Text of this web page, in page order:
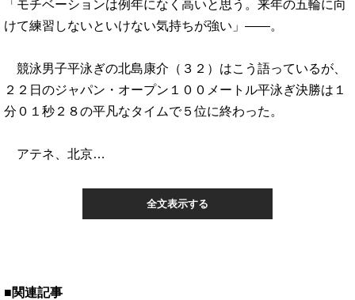
「モチベーションは例年になく高いと思う。来年の五輪に向
けて練習しないといけない気持ちが強い」――。
競泳男子平泳ぎの北島康介（３２）はこう語っているが、
２２日のジャパン・オープン１００メートル平泳ぎ決勝は１
分０１秒２８の平凡なタイムで５位に終わった。
アテネ、北京…
全文表示する
■関連記事